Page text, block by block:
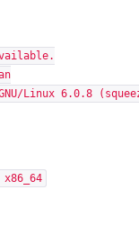
Linux 6.0.8